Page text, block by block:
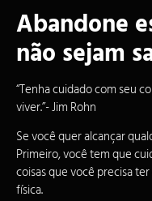
Abandone
não sejam
“Tenha cuidado com seu
viver.”- Jim Rohn
Se você quer alcançar
Primeiro, você tem que
coisas que você precisa
física.